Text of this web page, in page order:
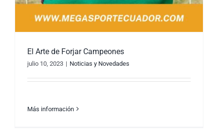
El Arte de Forjar Campeones
julio 10, 2023 | Noticias y Novedades
Más información